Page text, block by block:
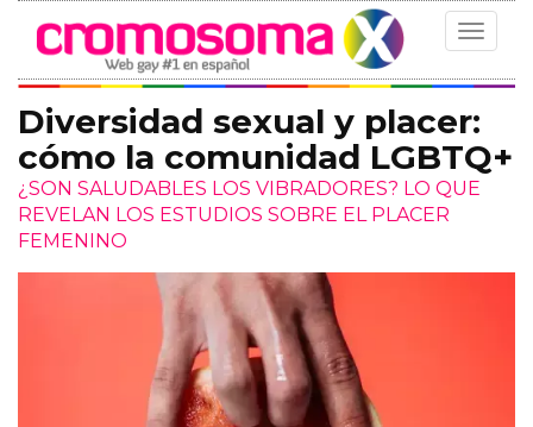
Toggle
Diversidad sexual y placer:
cómo la comunidad LGBTQ+
¿SON SALUDABLES LOS VIBRADORES? LO QUE
REVELAN LOS ESTUDIOS SOBRE EL PLACER
FEMENINO